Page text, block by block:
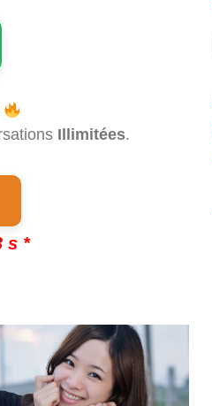
Illimitées.
s *